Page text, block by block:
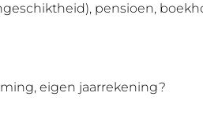
pensioen,
eigen jaarrekening?